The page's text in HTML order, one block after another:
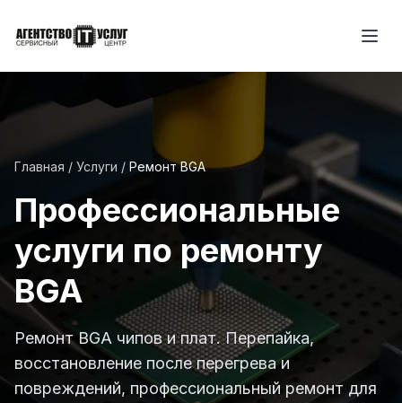
Главная / Услуги / Ремонт BGA
Профессиональные
услуги по ремонту
BGA
Ремонт BGA чипов и плат. Перепайка,
восстановление после перегрева и
повреждений, профессиональный ремонт для